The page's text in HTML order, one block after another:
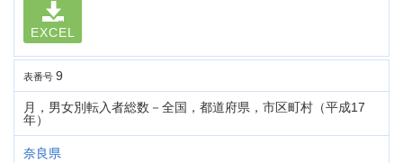
EXCEL
表番号 9
月，男女別転入者総数－全国，都道府県，市区町村（平成17
年）
奈良県